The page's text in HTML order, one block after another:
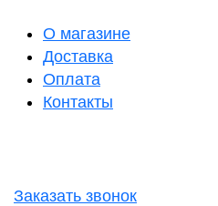
О магазине
Доставка
Оплата
Контакты
Заказать звонок